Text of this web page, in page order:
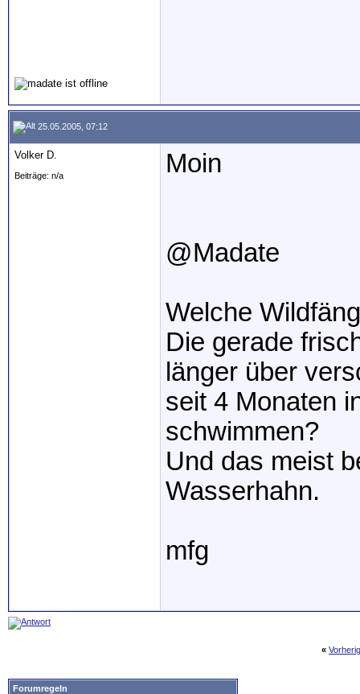
25.05.2005, 07:12
Volker D.
Beiträge: n/a Moin
@Madate
Welche
Die gerade
länger über
seit 4 Monaten
schwimmen?
Und das meist
Wasserhahn.
mfg
«
Forumregeln